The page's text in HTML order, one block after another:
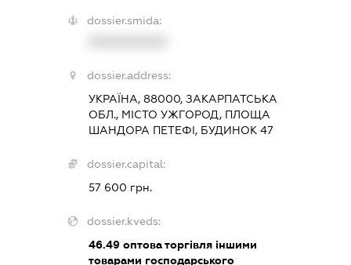
dossier.smida:
dossier.address:
УКРАЇНА, 88000, ЗАКАРПАТСЬКА
ОБЛ., МІСТО УЖГОРОД, ПЛОЩА
ШАНДОРА ПЕТЕФІ, БУДИНОК 47
dossier.capital:
57 600 грн.
dossier.kveds:
46.49 оптова торгівля іншими
товарами господарського